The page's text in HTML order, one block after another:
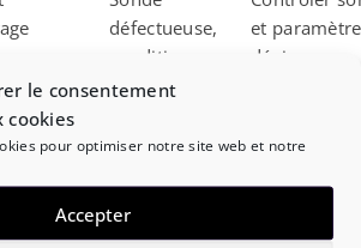
le consentement
cookies
pour optimiser notre site web et notre
Accepter
défectueuse,
conditions
climatiques
et
dégivrage
résistance